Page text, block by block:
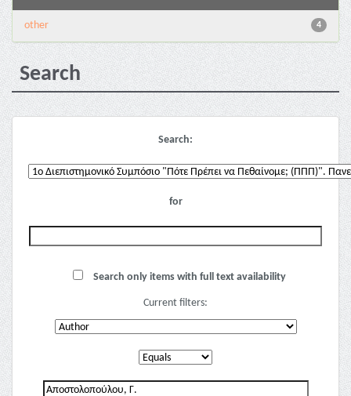
4
other
Search
Search:
for
Search only items with full text availability
Current filters: